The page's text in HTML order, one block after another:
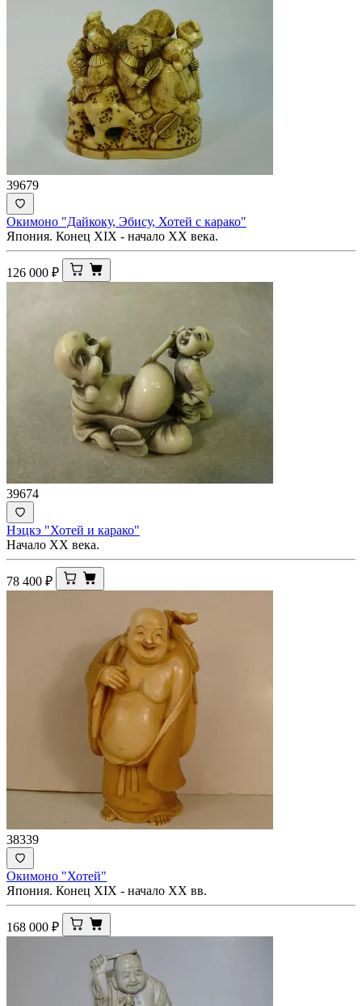
39679
Окимоно "Дайкоку, Эбису, Хотей с карако"
Япония. Конец XIX - начало ХХ века.
126 000 ₽
39674
Нэцкэ "Хотей и карако"
Начало ХХ века.
78 400 ₽
38339
Окимоно "Хотей"
Япония. Конец XIX - начало ХХ вв.
168 000 ₽